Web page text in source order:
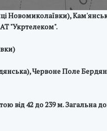
Новомиколаївки),
АТ "Укртелеком".
Червоне Поле
від 42 до 239 м. Загальна